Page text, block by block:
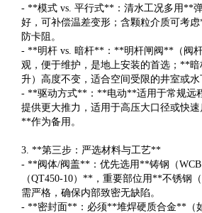
- **模式 vs. 平行式**：清水工况多用**
好，可补偿温差变形；含颗粒介质可考
防卡阻。
- **明杆 vs. 暗杆**：**明杆闸阀**（阀
观，便于维护，是地上安装的首选；**
升）高度不变，适合空间受限的井室或水
- **驱动方式**：**电动**适用于常规远
提供更大推力，适用于高压大口径或快
**作为备用。
3. **第三步：严选材料与工艺**
- **阀体/阀盖**：优先选用**铸钢（
（QT450-10）**，重要部位用**不锈钢
需严格，确保内部致密无缺陷。
- **密封面**：必须**堆焊硬质合金**（